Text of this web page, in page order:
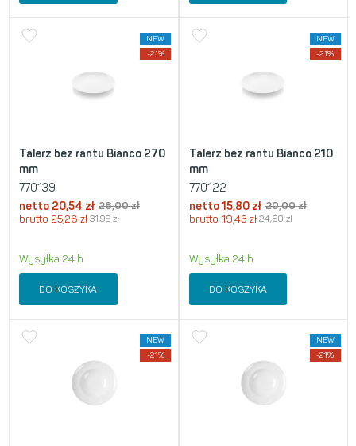
NEW
-21%
Talerz bez rantu Bianco 270
mm
770139
netto 20,54 zł 26,00zł
brutto 25,26 zł 31,98zł
Wysyłka 24 h
DO KOSZYKA
NEW
-21%
Talerz bez rantu Bianco 210
mm
770122
netto 15,80 zł 20,00zł
brutto 19,43 zł 24,60zł
Wysyłka 24 h
DO KOSZYKA
NEW
-21%
NEW
-21%